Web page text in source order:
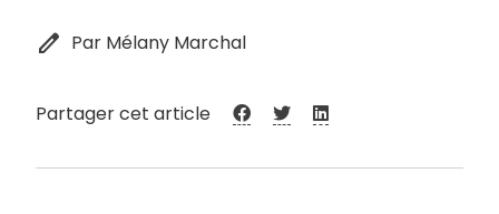
edit Par Mélany Marchal
Partager cet article